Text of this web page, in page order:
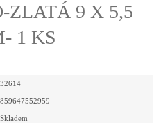
ZLATÁ 9 X 5,5
1 KS
32614
859647552959
Skladem